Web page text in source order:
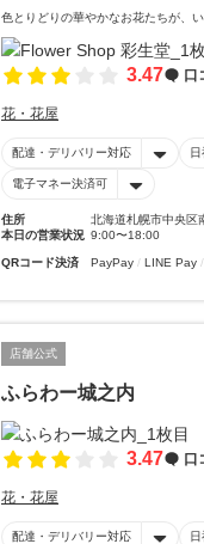
色とりどりの華やかなお花たちが、
3.47 口
花・花屋
配達・デリバリー対応
電子マネー決済可
住所
北海道札幌市中央区
本日の営業状況 9:00〜18:00
QRコード決済 PayPay LINE Pay
店舗公式
ふらわー城之内
3.47 口
花・花屋
配達・デリバリー対応